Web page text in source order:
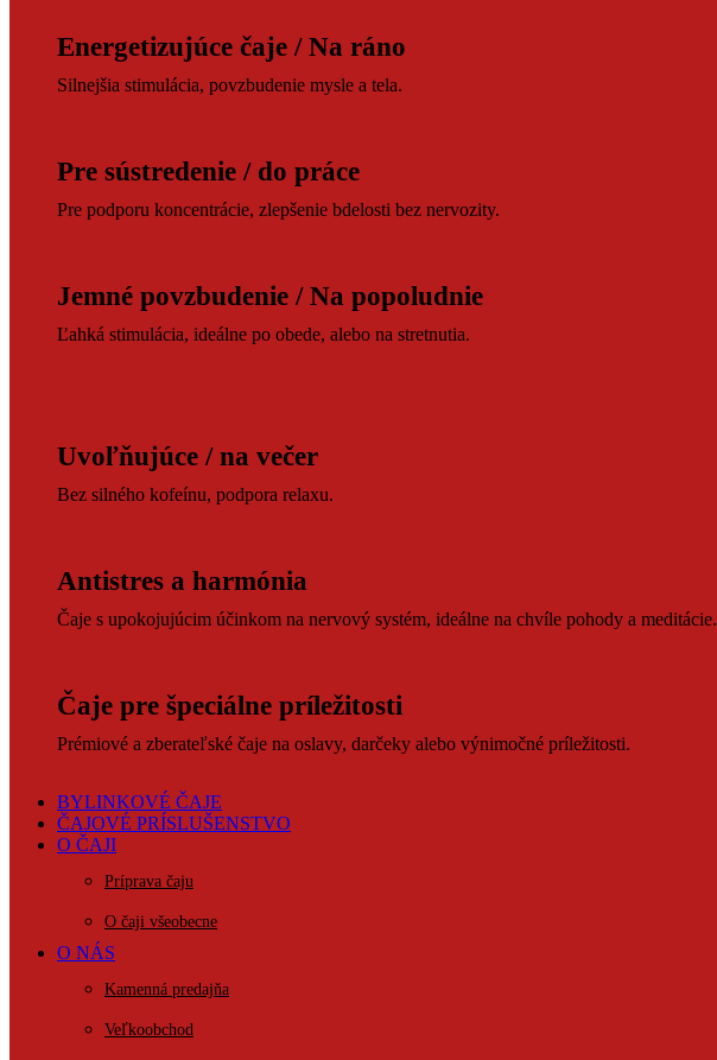
Energetizujúce čaje / Na ráno
Silnejšia stimulácia, povzbudenie mysle a tela.
Pre sústredenie / do práce
Pre podporu koncentrácie, zlepšenie bdelosti bez nervozity.
Jemné povzbudenie / Na popoludnie
Ľahká stimulácia, ideálne po obede, alebo na stretnutia.
Uvoľňujúce / na večer
Bez silného kofeínu, podpora relaxu.
Antistres a harmónia
Čaje s upokojujúcim účinkom na nervový systém, ideálne na chvíle pohody a meditácie.
Čaje pre špeciálne príležitosti
Prémiové a zberateľské čaje na oslavy, darčeky alebo výnimočné príležitosti.
BYLINKOVÉ ČAJE
ČAJOVÉ PRÍSLUŠENSTVO
O ČAJI
Príprava čaju
O čaji všeobecne
O NÁS
Kamenná predajňa
Veľkoobchod